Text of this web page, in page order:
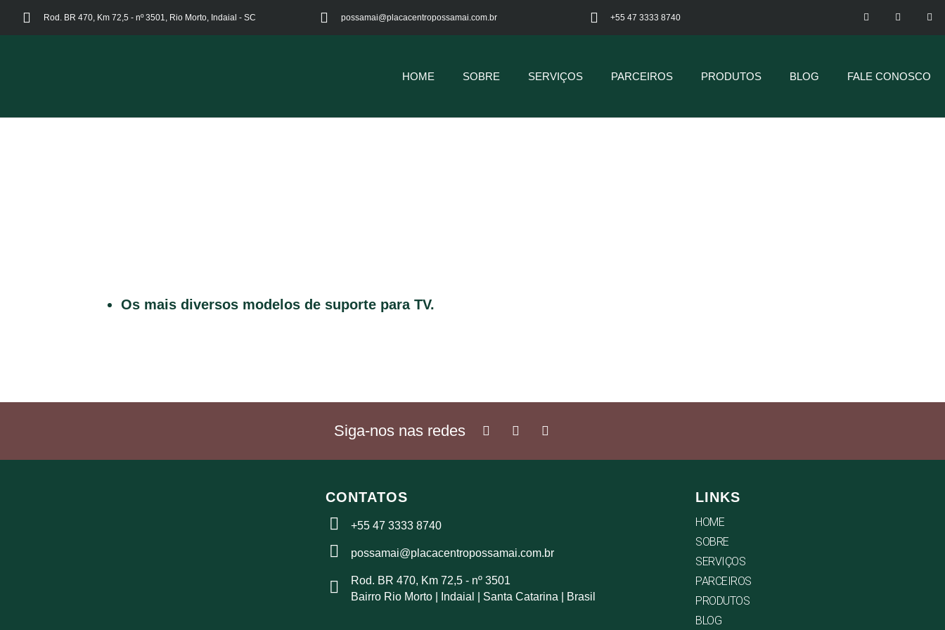
Rod. BR 470, Km 72,5 - nº 3501, Rio Morto, Indaial - SC possamai@placacentropossamai.com.br +55 47 3333 8740
HOME SOBRE SERVIÇOS PARCEIROS PRODUTOS BLOG FALE CONOSCO
Os mais diversos modelos de suporte para TV.
Siga-nos nas redes
CONTATOS
+55 47 3333 8740
possamai@placacentropossamai.com.br
Rod. BR 470, Km 72,5 - nº 3501
Bairro Rio Morto | Indaial | Santa Catarina | Brasil
LINKS
HOME
SOBRE
SERVIÇOS
PARCEIROS
PRODUTOS
BLOG